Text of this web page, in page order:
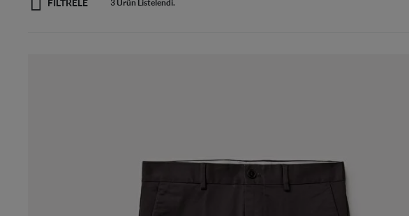
FİLTRELE 3 Ürün Listelendi.